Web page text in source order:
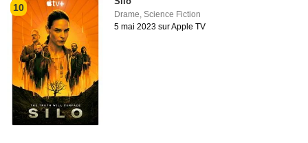
10
Drame,Science Fiction
5 mai 2023 sur Apple TV